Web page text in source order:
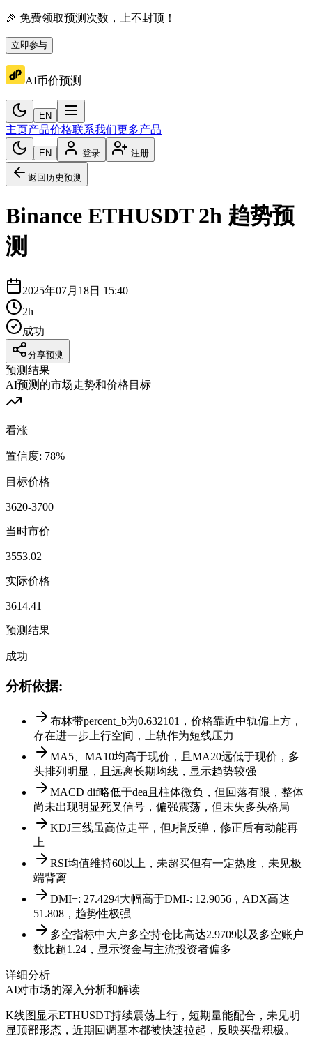
🎉 免费领取预测次数，上不封顶！
立即参与
AI币价预测
EN
主页产品价格联系我们更多产品
EN 登录 注册
返回历史预测
Binance ETHUSDT 2h 趋势预
测
2025年07月18日 15:40
2h
成功
分享预测
预测结果
AI预测的市场走势和价格目标
看涨
置信度: 78%
目标价格
3620-3700
当时市价
3553.02
实际价格
3614.41
预测结果
成功
分析依据:
布林带percent_b为0.632101，价格靠近中轨偏上方，
存在进一步上行空间，上轨作为短线压力
MA5、MA10均高于现价，且MA20远低于现价，多
头排列明显，且远离长期均线，显示趋势较强
MACD dif略低于dea且柱体微负，但回落有限，整体
尚未出现明显死叉信号，偏强震荡，但未失多头格局
KDJ三线虽高位走平，但J指反弹，修正后有动能再
上
RSI均值维持60以上，未超买但有一定热度，未见极
端背离
DMI+: 27.4294大幅高于DMI-: 12.9056，ADX高达
51.808，趋势性极强
多空指标中大户多空持仓比高达2.9709以及多空账户
数比超1.24，显示资金与主流投资者偏多
详细分析
AI对市场的深入分析和解读
K线图显示ETHUSDT持续震荡上行，短期量能配合，未见明
显顶部形态，近期回调基本都被快速拉起，反映买盘积极。